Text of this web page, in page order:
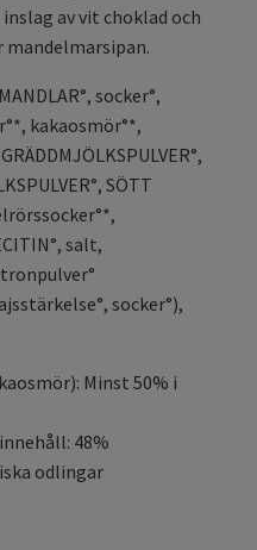
av vit choklad och
socker°,
kakaosmör°*,
SÖTT
salt,
socker°),
Minst 50% i
48%
odlingar